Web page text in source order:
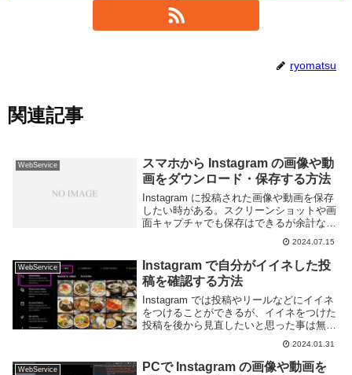
ryomatsu
関連記事
WebService
スマホから Instagram の画像や動
画をダウンロード・保存する方法
Instagram に投稿された画像や動画を保存
したい時がある。スクリーンショットや画
面キャプチャでも保存はできるが余計なも
のが写りこんだり解像度が悪くなってしま
う。そのため、できることなら画像や動画
を直接保存したい。このページではスマー
ト...
2024.07.15
WebService
Instagram で自分がイイネした投
稿を確認する方法
Instagram では投稿やリールなどにイイネ
をつけることができるが、イイネをつけた
投稿を後から見直したいと思った事は無い
だろうか？Instagram ではイイネをつけた
投稿などを後から確認できる機能が搭載さ
れているが、確認できる場所が少...
2024.01.31
WebService
PCで Instagram の画像や動画を